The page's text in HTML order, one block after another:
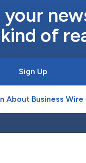
your
of
Sign Up
About Business Wire